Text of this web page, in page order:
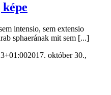
intensio, sem extensio
sphaerának mit sem [...]
2017. október 30.,